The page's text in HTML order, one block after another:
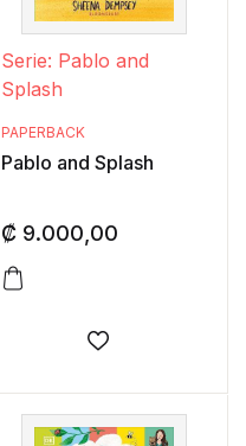
deseos
Serie: Pablo and
Splash
PAPERBACK
Pablo and Splash
₡9.000,00
Añadir a la